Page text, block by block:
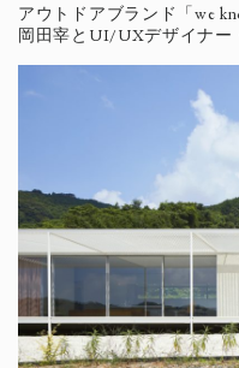
アウトドアブランド「we
岡田宰とUI/UXデザイナー